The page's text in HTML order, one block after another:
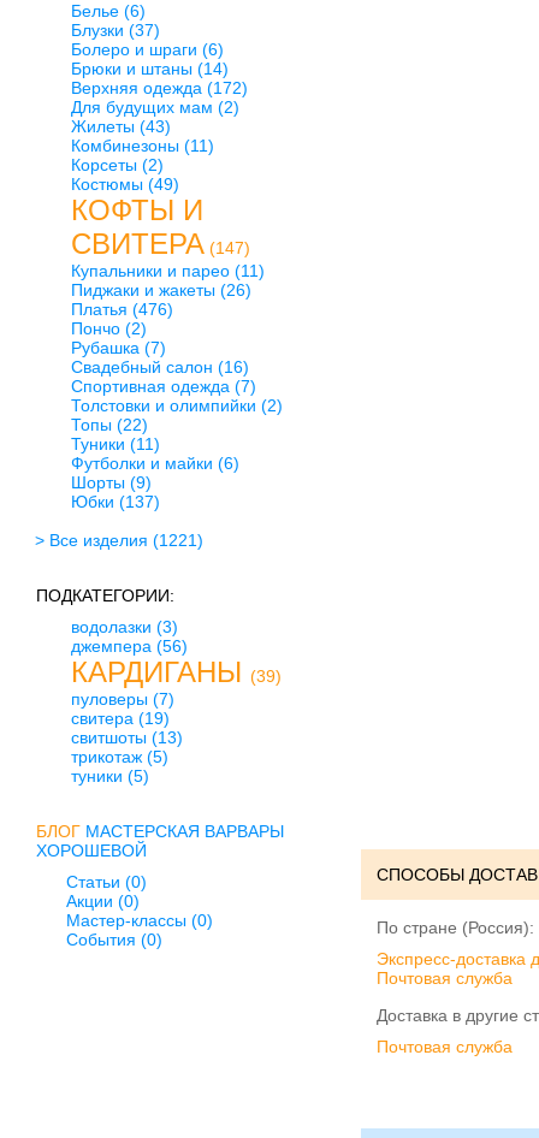
Белье (6)
Блузки (37)
Болеро и шраги (6)
Брюки и штаны (14)
Верхняя одежда (172)
Для будущих мам (2)
Жилеты (43)
Комбинезоны (11)
Корсеты (2)
Костюмы (49)
КОФТЫ И
СВИТЕРА (147)
Купальники и парео (11)
Пиджаки и жакеты (26)
Платья (476)
Пончо (2)
Рубашка (7)
Свадебный салон (16)
Спортивная одежда (7)
Толстовки и олимпийки (2)
Топы (22)
Туники (11)
Футболки и майки (6)
Шорты (9)
Юбки (137)
> Все изделия (1221)
ПОДКАТЕГОРИИ:
водолазки (3)
джемпера (56)
КАРДИГАНЫ (39)
пуловеры (7)
свитера (19)
свитшоты (13)
трикотаж (5)
туники (5)
БЛОГ МАСТЕРСКАЯ ВАРВАРЫ
ХОРОШЕВОЙ
Статьи (0)
Акции (0)
Мастер-классы (0)
События (0)
СПОСОБЫ
По стране (Россия):
Экспресс-доставка
Почтовая служба
Доставка в другие
Почтовая служба